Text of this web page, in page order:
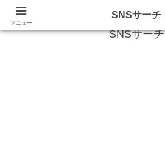
SNSサーチ
メニュー
SNSサーチ